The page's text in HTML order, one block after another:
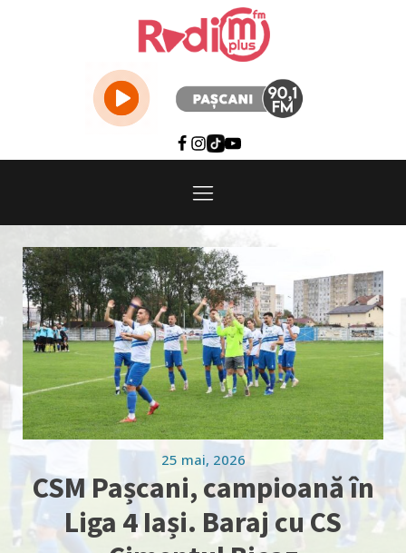
25 mai, 2026
CSM Pașcani, campioană în
Liga 4 Iași. Baraj cu CS